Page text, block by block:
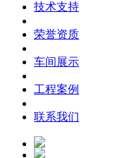
技术支持
荣誉资质
车间展示
工程案例
联系我们